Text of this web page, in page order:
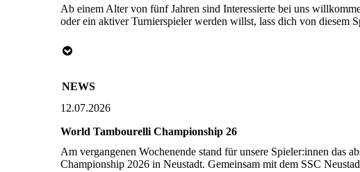
Ab einem Alter von fünf Jahren sind Interessierte bei uns
oder ein aktiver Turnierspieler werden willst, lass dich von diesem
NEWS
12.07.2026
World Tambourelli Championship 26
Am vergangenen Wochenende stand für unsere Spieler:innen das
Championship 2026 in Neustadt. Gemeinsam mit dem SSC